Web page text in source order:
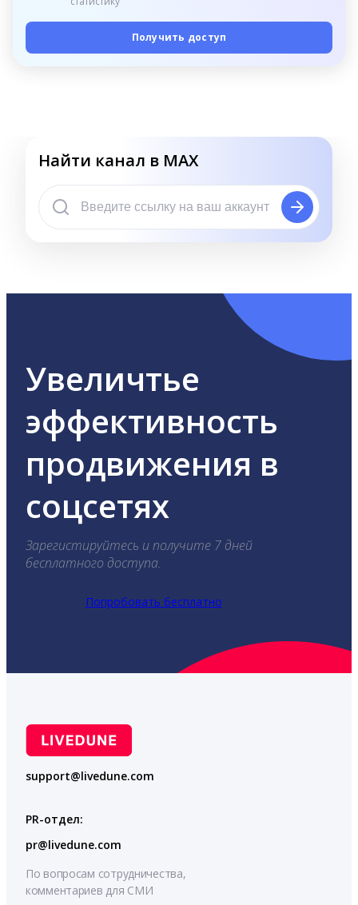
Получить доступ
Найти канал в MAX
Увеличтье
эффективность
продвижения в
соцсетях
Зарегистируйтесь и получите 7 дней
бесплатного доступа.
Попробовать бесплатно
support@livedune.com
PR-отдел:
pr@livedune.com
По вопросам сотрудничества,
комментариев для СМИ